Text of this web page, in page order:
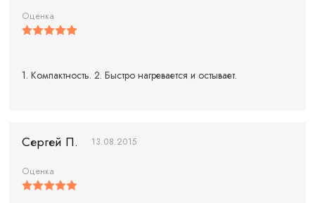
Оценка
1. Компактность. 2. Быстро нагревается и остывает.
Сергей П. 13.08.2015
Оценка